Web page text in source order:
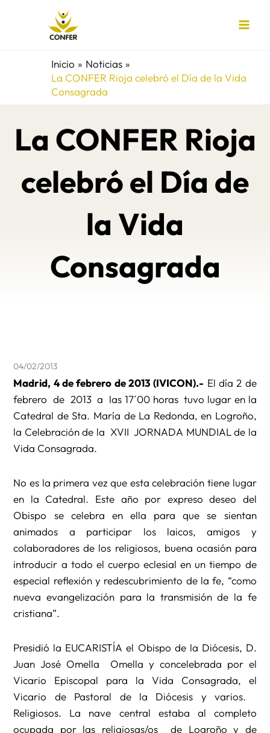
Inicio
Noticias
La CONFER Rioja celebró el Día de la Vida
Consagrada
La CONFER Rioja
celebró el Día de
la Vida
Consagrada
04/02/2013
Madrid, 4 de febrero de 2013 (IVICON).- El día 2 de
febrero de 2013 a las 17´00 horas tuvo lugar en la
Catedral de Sta. María de La Redonda, en Logroño,
la Celebración de la XVII JORNADA MUNDIAL de la
Vida Consagrada.
No es la primera vez que esta celebración tiene lugar
en la Catedral. Este año por expreso deseo del
Obispo se celebra en ella para que se sientan
animados a participar los laicos, amigos y
colaboradores de los religiosos, buena ocasión para
introducir a todo el cuerpo eclesial en un tiempo de
especial reflexión y redescubrimiento de la fe, “como
nueva evangelización para la transmisión de la fe
cristiana”.
Presidió la EUCARISTÍA el Obispo de la Diócesis, D.
Juan José Omella Omella y concelebrada por el
Vicario Episcopal para la Vida Consagrada, el
Vicario de Pastoral de la Diócesis y varios.
Religiosos. La nave central estaba al completo
ocupada por las religiosas/os de Logroño y de